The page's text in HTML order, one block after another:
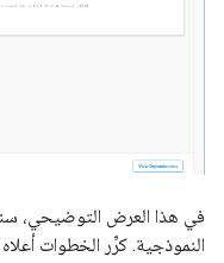
في هذا العرض التوضيحي،
النموذجية. كرِّر الخطوات